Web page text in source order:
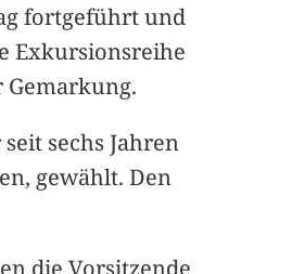
fortgeführt und
Exkursionsreihe
Gemarkung.
sechs Jahren
gewählt. Den
die Vorsitzende